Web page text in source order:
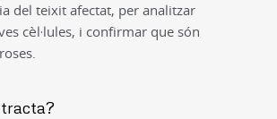
del teixit afectat, per analitzar
cèl·lules, i confirmar que són